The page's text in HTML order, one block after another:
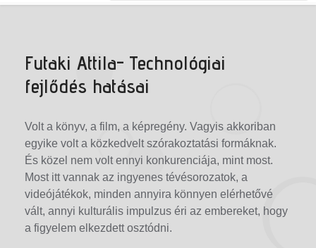
Futaki Attila- Technológiai
fejlődés hatásai
Volt a könyv, a film, a képregény. Vagyis akkoriban
egyike volt a közkedvelt szórakoztatási formáknak.
És közel nem volt ennyi konkurenciája, mint most.
Most itt vannak az ingyenes tévésorozatok, a
videójátékok, minden annyira könnyen elérhetővé
vált, annyi kulturális impulzus éri az embereket, hogy
a figyelem elkezdett osztódni.